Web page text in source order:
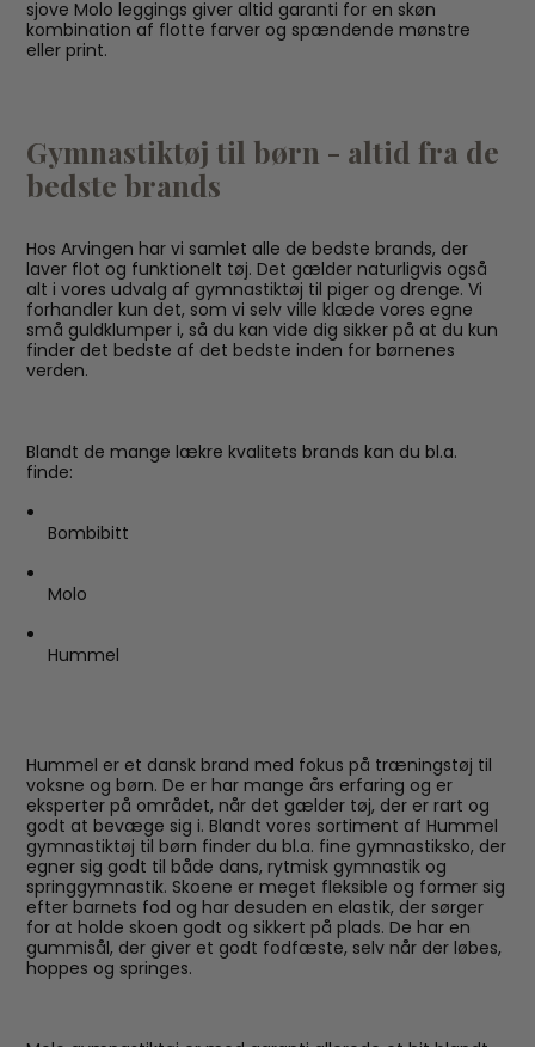
sjove Molo leggings giver altid garanti for en skøn
kombination af flotte farver og spændende mønstre
eller print.
Gymnastiktøj til børn - altid fra de
bedste brands
Hos Arvingen har vi samlet alle de bedste brands, der
laver flot og funktionelt tøj. Det gælder naturligvis også
alt i vores udvalg af gymnastiktøj til piger og drenge. Vi
forhandler kun det, som vi selv ville klæde vores egne
små guldklumper i, så du kan vide dig sikker på at du kun
finder det bedste af det bedste inden for børnenes
verden.
Blandt de mange lækre kvalitets brands kan du bl.a.
finde:
Bombibitt
Molo
Hummel
Hummel er et dansk brand med fokus på træningstøj til
voksne og børn. De er har mange års erfaring og er
eksperter på området, når det gælder tøj, der er rart og
godt at bevæge sig i. Blandt vores sortiment af Hummel
gymnastiktøj til børn finder du bl.a. fine gymnastiksko, der
egner sig godt til både dans, rytmisk gymnastik og
springgymnastik. Skoene er meget fleksible og former sig
efter barnets fod og har desuden en elastik, der sørger
for at holde skoen godt og sikkert på plads. De har en
gummisål, der giver et godt fodfæste, selv når der løbes,
hoppes og springes.